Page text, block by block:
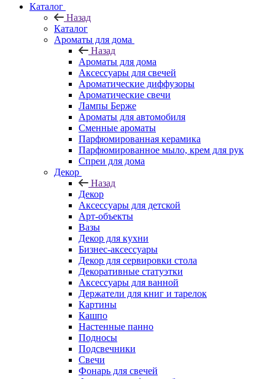
Каталог
Назад
Каталог
Ароматы для дома
Назад
Ароматы для дома
Аксессуары для свечей
Ароматические диффузоры
Ароматические свечи
Лампы Берже
Ароматы для автомобиля
Сменные ароматы
Парфюмированная керамика
Парфюмированное мыло, крем для рук
Спреи для дома
Декор
Назад
Декор
Аксессуары для детской
Арт-объекты
Вазы
Декор для кухни
Бизнес-аксессуары
Декор для сервировки стола
Декоративные статуэтки
Аксессуары для ванной
Держатели для книг и тарелок
Картины
Кашпо
Настенные панно
Подносы
Подсвечники
Свечи
Фонарь для свечей